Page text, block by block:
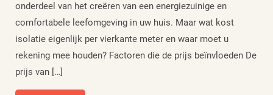
onderdeel van het creëren van een energiezuinige en
comfortabele leefomgeving in uw huis. Maar wat kost
isolatie eigenlijk per vierkante meter en waar moet u
rekening mee houden? Factoren die de prijs beïnvloeden De
prijs van […]